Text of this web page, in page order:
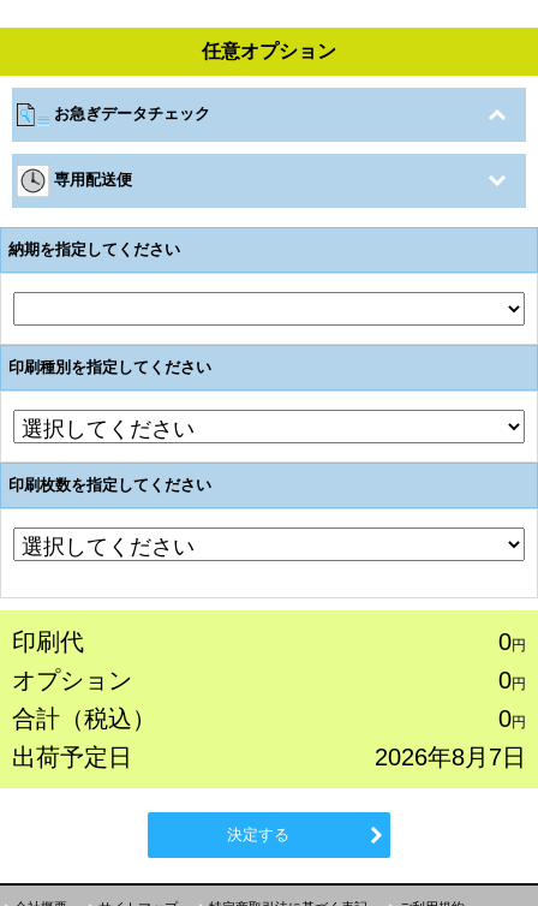
任意オプション
お急ぎデータチェック
専用配送便
納期を指定してください
印刷種別を指定してください
印刷枚数を指定してください
印刷代 0円
オプション 0円
合計（税込） 0円
出荷予定日 2026年8月7日
決定する